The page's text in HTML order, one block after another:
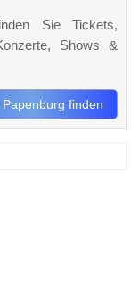
Sie Tickets,
Shows &
finden